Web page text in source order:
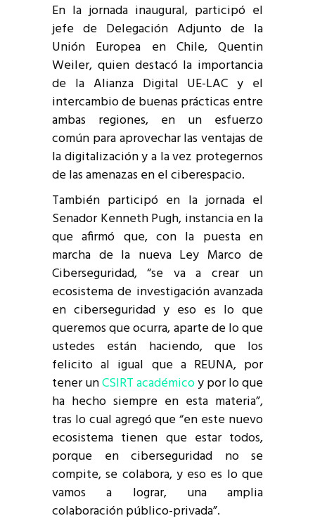
En la jornada inaugural, participó el
jefe de Delegación Adjunto de la
Unión Europea en Chile, Quentin
Weiler, quien destacó la importancia
de la Alianza Digital UE-LAC y el
intercambio de buenas prácticas entre
ambas regiones, en un esfuerzo
común para aprovechar las ventajas de
la digitalización y a la vez protegernos
de las amenazas en el ciberespacio.
También participó en la jornada el
Senador Kenneth Pugh, instancia en la
que afirmó que, con la puesta en
marcha de la nueva Ley Marco de
Ciberseguridad, “se va a crear un
ecosistema de investigación avanzada
en ciberseguridad y eso es lo que
queremos que ocurra, aparte de lo que
ustedes están haciendo, que los
felicito al igual que a REUNA, por
tener unCSIRT académicoy por lo que
ha hecho siempre en esta materia”,
tras lo cual agregó que “en este nuevo
ecosistema tienen que estar todos,
porque en ciberseguridad no se
compite, se colabora, y eso es lo que
vamos a lograr, una amplia
colaboración público-privada”.